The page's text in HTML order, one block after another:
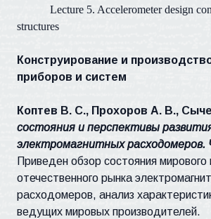
Lecture 5. Accelerometer design
structures
Конструирование и
приборов и систем
Коптев В. С., Прохоров А. В.,
состояния и перспективы
электромагнитных расходомеров.
Приведен обзор состояния мирового
отечественного рынка
расходомеров, анализ
ведущих мировых производителей.